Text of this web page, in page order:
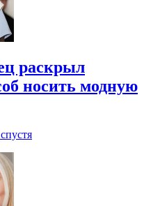
раскрыл
носить модную